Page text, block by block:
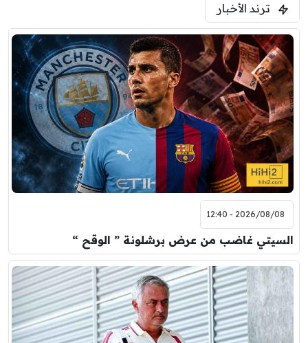
فرينتسفاروشي
برشلونة
7:00 م
مباراة ودية
نوتنغهام فورست
اودينيزي
8:00 م
مباراة ودية
برشلونة
ترند الأخبار
2026/08/08 - 12:40
السيتي غاضب من عرض برشلونة ” الوقح “